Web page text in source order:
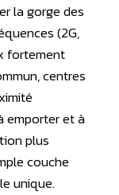
la gorge des
(2G,
fortement
centres
emporter et à
plus
couche
unique.